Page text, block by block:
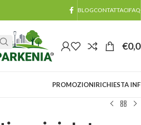
BLOGCONTATTACIFAQ
€
PROMOZIONIRICHIESTA